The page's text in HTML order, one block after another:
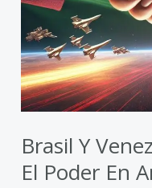
Brasil Y
El Poder En
Sur